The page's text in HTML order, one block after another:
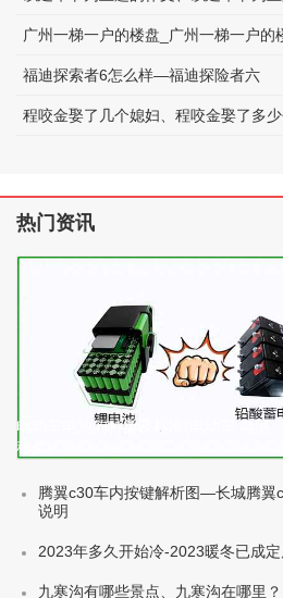
广州一梯一户的楼盘_广州一梯一户的
福迪探索者6怎么样—福迪探险者六
程咬金娶了几个媳妇、程咬金娶了多
热门资讯
电动车电池的种类及标准(电动车 电池
种类)
腾翼c30车内按键解析图—长城腾翼
说明
2023年多久开始冷-2023暖冬已成
九寒沟有哪些景点、九寒沟在哪里？